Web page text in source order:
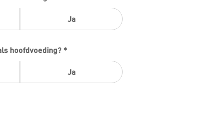
Ja
hoofdvoeding? *
Ja